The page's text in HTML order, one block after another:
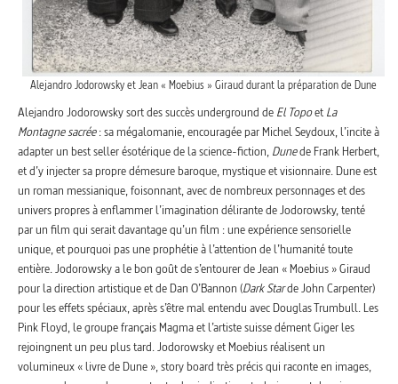
Alejandro Jodorowsky et Jean « Moebius » Giraud durant la préparation de Dune
Alejandro Jodorowsky sort des succès underground de El Topoet La
Montagne sacrée: sa mégalomanie, encouragée par Michel Seydoux, l’incite à
adapter un best seller ésotérique de la science-fiction, Dunede Frank Herbert,
et d’y injecter sa propre démesure baroque, mystique et visionnaire. Dune est
un roman messianique, foisonnant, avec de nombreux personnages et des
univers propres à enflammer l’imagination délirante de Jodorowsky, tenté
par un film qui serait davantage qu’un film : une expérience sensorielle
unique, et pourquoi pas une prophétie à l’attention de l’humanité toute
entière. Jodorowsky a le bon goût de s’entourer de Jean « Moebius » Giraud
pour la direction artistique et de Dan O’Bannon (Dark Starde John Carpenter)
pour les effets spéciaux, après s’être mal entendu avec Douglas Trumbull. Les
Pink Floyd, le groupe français Magma et l’artiste suisse dément Giger les
rejoingnent un peu plus tard. Jodorowsky et Moebius réalisent un
volumineux « livre de Dune », story board très précis qui raconte en images,